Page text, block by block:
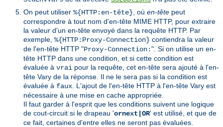
On peut utiliser %{HTTP:en-tête} , où en-tête peut
correspondre à tout nom d'en-tête MIME HTTP, pour extraire
la valeur d'un en-tête envoyé dans la requête HTTP. Par
exemple, %{HTTP:Proxy-Connection} contiendra la valeur
de l'en-tête HTTP "Proxy-Connection:". Si on utilise un en-
tête HTTP dans une condition, et si cette condition est
évaluée à vrai pour la requête, cet en-tête sera ajouté à l'en-
tête Vary de la réponse. Il ne le sera pas si la condition est
évaluée à faux . L'ajout de l'en-tête HTTP à l'en-tête Vary est
nécessaire à une mise en cache appropriée.
Il faut garder à l'esprit que les conditions suivent une logique
de cout-circuit si le drapeau 'ornext|OR' est utilisé, et que de
ce fait, certaines d'entre elles ne seront pas évaluées.